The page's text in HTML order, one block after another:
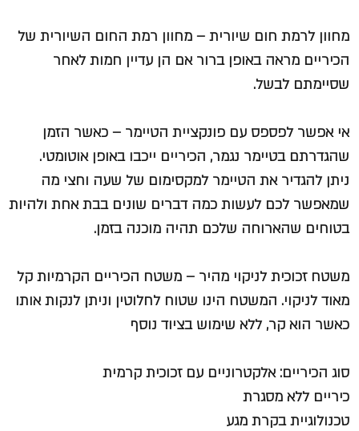
מחוון לרמת חום שיורית – מחוון רמת החום השיורית של
הכיריים מראה באופן ברור אם הן עדיין חמות לאחר
שסיימתם לבשל.
אי אפשר לפספס עם פונקציית הטיימר – כאשר הזמן
שהגדרתם בטיימר נגמר, הכיריים ייכבו באופן אוטומטי.
ניתן להגדיר את הטיימר למקסימום של שעה וחצי מה
שמאפשר לכם לעשות כמה דברים שונים בבת אחת ולהיות
בטוחים שהארוחה שלכם תהיה מוכנה בזמן.
משטח זכוכית לניקוי מהיר – משטח הכיריים הקרמיות קל
מאוד לניקוי. המשטח הינו שטוח לחלוטין וניתן לנקות אותו
כאשר הוא קר, ללא שימוש בציוד נוסף
סוג הכיריים: אלקטרוניים עם זכוכית קרמית
כיריים ללא מסגרת
טכנולוגיית בקרת מגע